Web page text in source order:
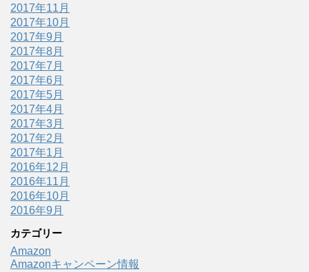
2017年11月
2017年10月
2017年9月
2017年8月
2017年7月
2017年6月
2017年5月
2017年4月
2017年3月
2017年2月
2017年1月
2016年12月
2016年11月
2016年10月
2016年9月
カテゴリー
Amazon
Amazonキャンペーン情報